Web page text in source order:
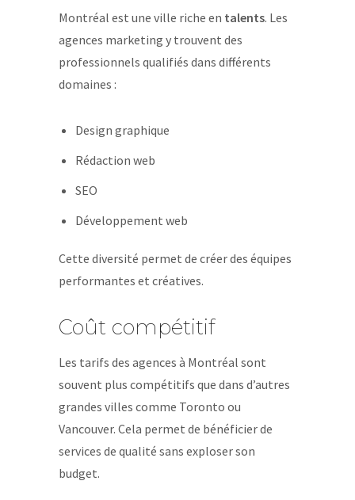
Montréal est une ville riche en talents. Les
agences marketing y trouvent des
professionnels qualifiés dans différents
domaines :
Design graphique
Rédaction web
SEO
Développement web
Cette diversité permet de créer des équipes
performantes et créatives.
Coût compétitif
Les tarifs des agences à Montréal sont
souvent plus compétitifs que dans d’autres
grandes villes comme Toronto ou
Vancouver. Cela permet de bénéficier de
services de qualité sans exploser son
budget.